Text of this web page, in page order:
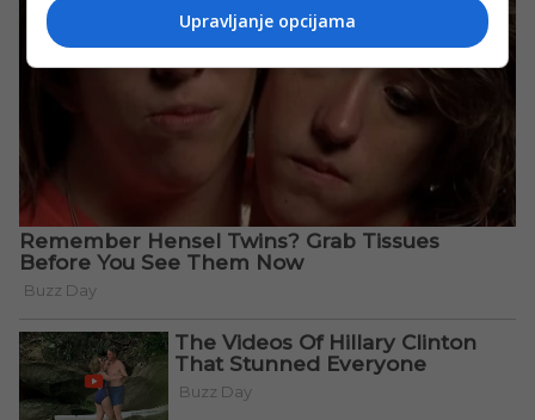
Upravljanje opcijama